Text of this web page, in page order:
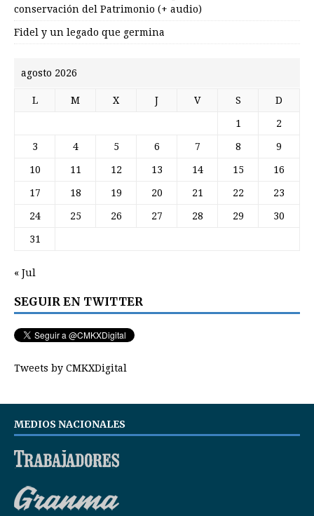
conservación del Patrimonio (+ audio)
Fidel y un legado que germina
agosto 2026
L M X J V S D
1 2
3 4 5 6 7 8 9
10 11 12 13 14 15 16
17 18 19 20 21 22 23
24 25 26 27 28 29 30
31
« Jul
SEGUIR EN TWITTER
Tweets by CMKXDigital
MEDIOS NACIONALES